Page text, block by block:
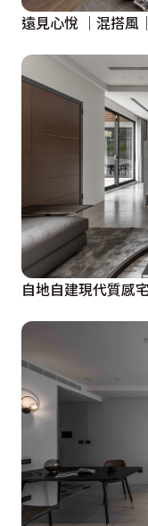
遠見心悅 │混搭風
自地自建現代質感